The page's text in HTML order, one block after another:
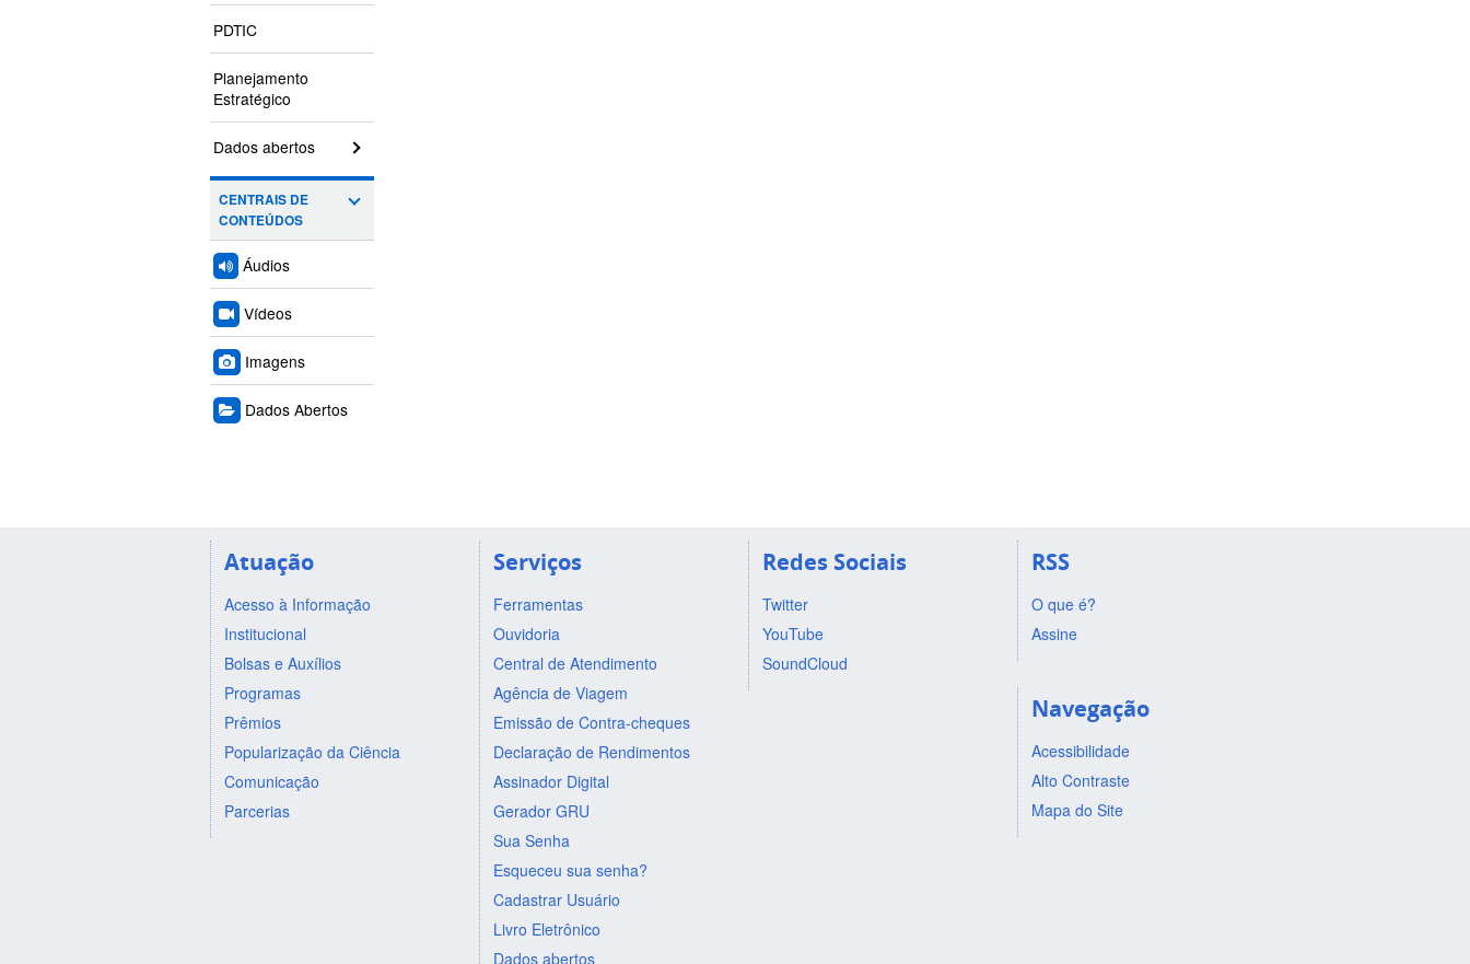
PDTIC
Planejamento
Estratégico
Dados abertos
CENTRAIS DE
CONTEÚDOS
Áudios
Vídeos
Imagens
Dados Abertos
Atuação
Acesso à Informação
Institucional
Bolsas e Auxílios
Programas
Prêmios
Popularização da Ciência
Comunicação
Parcerias
Serviços
Ferramentas
Ouvidoria
Central de Atendimento
Agência de Viagem
Emissão de Contra-cheques
Declaração de Rendimentos
Assinador Digital
Gerador GRU
Sua Senha
Esqueceu sua senha?
Cadastrar Usuário
Livro Eletrônico
Dados abertos
Redes Sociais
Twitter
YouTube
SoundCloud
RSS
O que é?
Assine
Navegação
Acessibilidade
Alto Contraste
Mapa do Site